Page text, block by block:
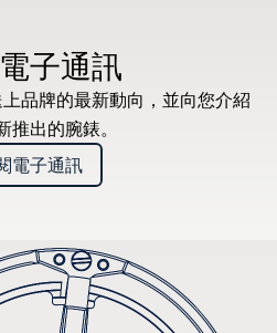
子通訊
品牌的最新動向，並向您介紹
推出的腕錶。
電子通訊